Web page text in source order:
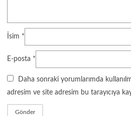
İsim *
E-posta *
Daha sonraki yorumlarımda
adresim ve site adresim bu tarayıcıya